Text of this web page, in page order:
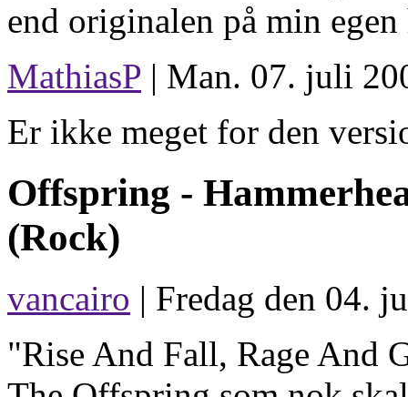
end originalen på min
MathiasP | Man. 07. juli
Er ikke meget for den
Offspring -
(Rock)
vancairo | Fredag den 04.
"Rise And Fall, Rage And